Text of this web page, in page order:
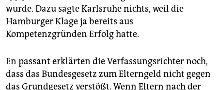
wurde. Dazu sagte Karlsruhe nichts, weil die
Hamburger Klage ja bereits aus
Kompetenzgründen Erfolg hatte.
En passant erklärten die Verfassungsrichter noch,
dass das Bundesgesetz zum Elterngeld nicht gegen
das Grundgesetz verstößt. Wenn Eltern nach der